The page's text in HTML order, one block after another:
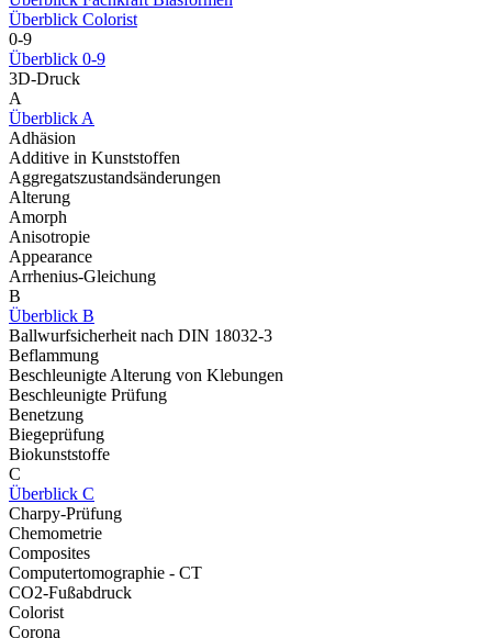
Überblick Colorist
0-9
Überblick 0-9
3D-Druck
A
Überblick A
Adhäsion
Additive in Kunststoffen
Aggregatszustandsänderungen
Alterung
Amorph
Anisotropie
Appearance
Arrhenius-Gleichung
B
Überblick B
Ballwurfsicherheit nach DIN 18032-3
Beflammung
Beschleunigte Alterung von Klebungen
Beschleunigte Prüfung
Benetzung
Biegeprüfung
Biokunststoffe
C
Überblick C
Charpy-Prüfung
Chemometrie
Composites
Computertomographie - CT
CO2-Fußabdruck
Colorist
Corona